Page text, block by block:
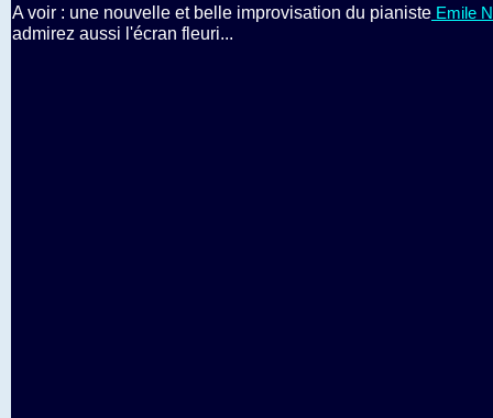
A voir : une nouvelle et belle improvisation du pianiste Emile
admirez aussi l'écran fleuri...